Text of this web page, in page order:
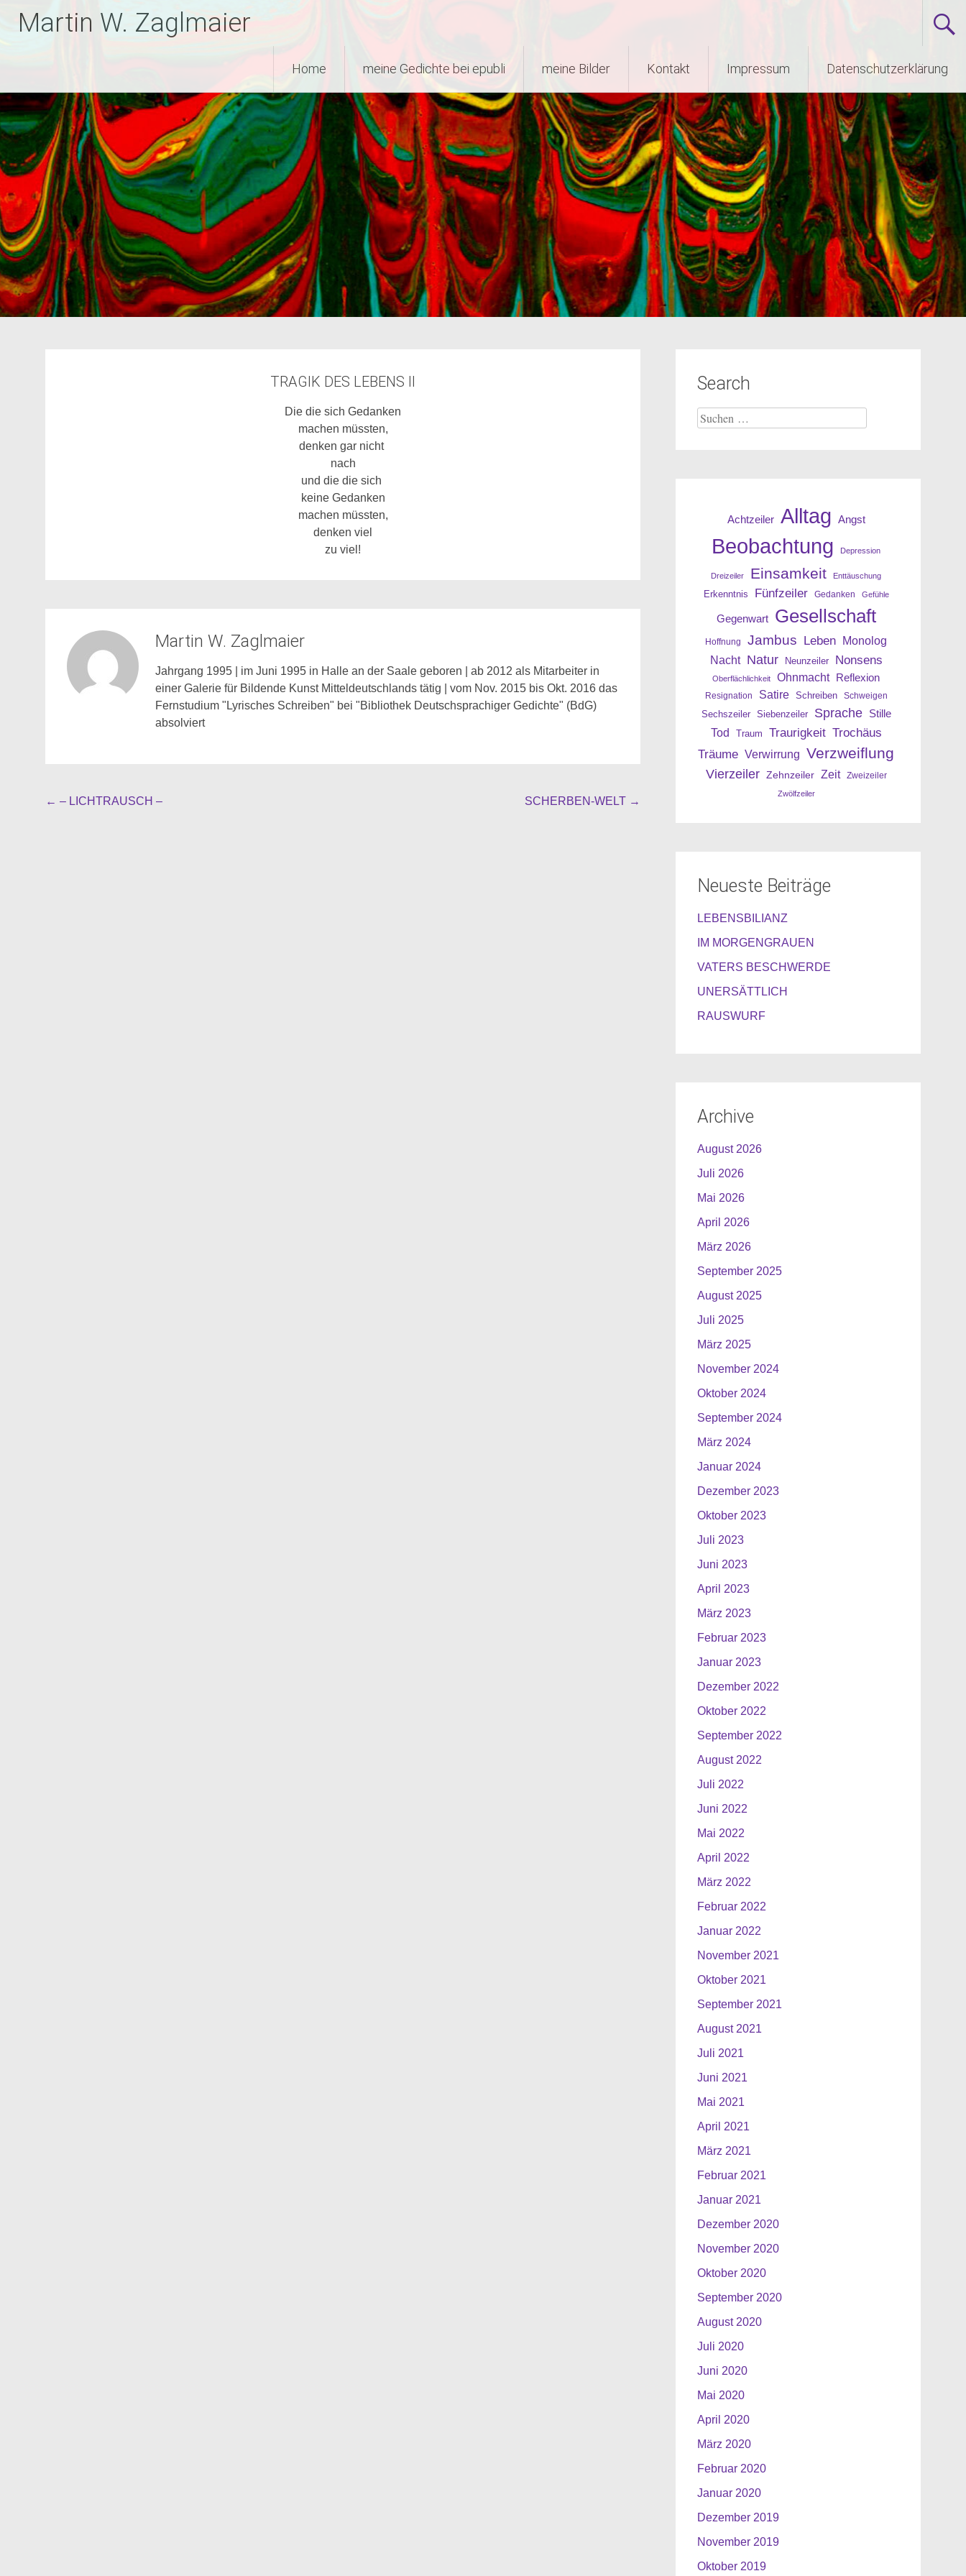
InhaltMartin W. Zaglmaier
Home meine Gedichte bei epubli meine Bilder Kontakt Impressum Datenschutzerklärung
TRAGIK DES LEBENS II
Die die sich Gedanken
machen müssten,
denken gar nicht
nach
und die die sich
keine Gedanken
machen müssten,
denken viel
zu viel!
Martin W. Zaglmaier
Jahrgang 1995 | im Juni 1995 in Halle an der Saale geboren | ab 2012 als Mitarbeiter in
einer Galerie für Bildende Kunst Mitteldeutschlands tätig | vom Nov. 2015 bis Okt. 2016 das
Fernstudium "Lyrisches Schreiben" bei "Bibliothek Deutschsprachiger Gedichte" (BdG)
absolviert
Beitragsnavigation
← – LICHTRAUSCH – SCHERBEN-WELT →
Search
Suche
nach:
Achtzeiler Alltag Angst
Beobachtung Depression
Dreizeiler Einsamkeit Enttäuschung
Erkenntnis Fünfzeiler Gedanken Gefühle
Gegenwart Gesellschaft
Hoffnung Jambus Leben Monolog
Nacht Natur Neunzeiler Nonsens
Oberflächlichkeit Ohnmacht Reflexion
Resignation Satire Schreiben Schweigen
Sechszeiler Siebenzeiler Sprache Stille
Tod Traum Traurigkeit Trochäus
Träume Verwirrung Verzweiflung
Vierzeiler Zehnzeiler Zeit Zweizeiler
Zwölfzeiler
Neueste Beiträge
LEBENSBILIANZ
IM MORGENGRAUEN
VATERS BESCHWERDE
UNERSÄTTLICH
RAUSWURF
Archive
August 2026
Juli 2026
Mai 2026
April 2026
März 2026
September 2025
August 2025
Juli 2025
März 2025
November 2024
Oktober 2024
September 2024
März 2024
Januar 2024
Dezember 2023
Oktober 2023
Juli 2023
Juni 2023
April 2023
März 2023
Februar 2023
Januar 2023
Dezember 2022
Oktober 2022
September 2022
August 2022
Juli 2022
Juni 2022
Mai 2022
April 2022
März 2022
Februar 2022
Januar 2022
November 2021
Oktober 2021
September 2021
August 2021
Juli 2021
Juni 2021
Mai 2021
April 2021
März 2021
Februar 2021
Januar 2021
Dezember 2020
November 2020
Oktober 2020
September 2020
August 2020
Juli 2020
Juni 2020
Mai 2020
April 2020
März 2020
Februar 2020
Januar 2020
Dezember 2019
November 2019
Oktober 2019